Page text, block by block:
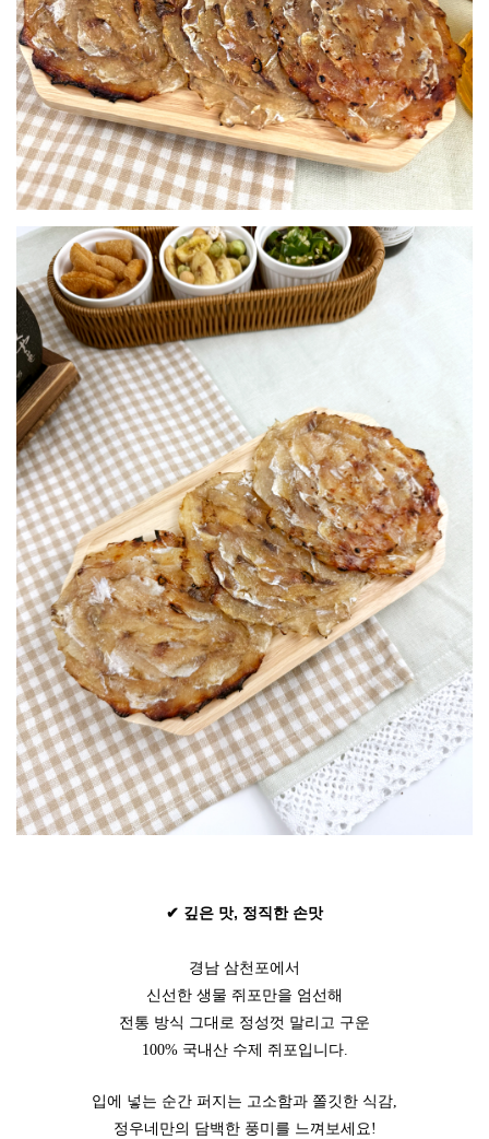
✔ 깊은 맛, 정직한 손맛
경남 삼천포에서
신선한 생물 쥐포만을 엄선해
전통 방식 그대로 정성껏 말리고 구운
100% 국내산 수제 쥐포입니다.
입에 넣는 순간 퍼지는 고소함과 쫄깃한 식감,
정우네만의 담백한 풍미를 느껴보세요!